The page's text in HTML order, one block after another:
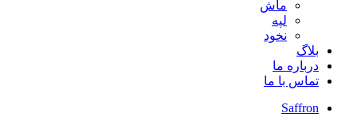
ماش
لپه
نخود
بلاگ
درباره ما
تماس با ما
Saffron